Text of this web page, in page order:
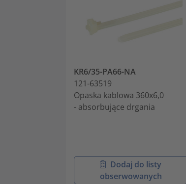
KR6/35-PA66-NA
121-63519
Opaska kablowa 360x6,0
- absorbujące drgania
Dodaj do listy
obserwowanych